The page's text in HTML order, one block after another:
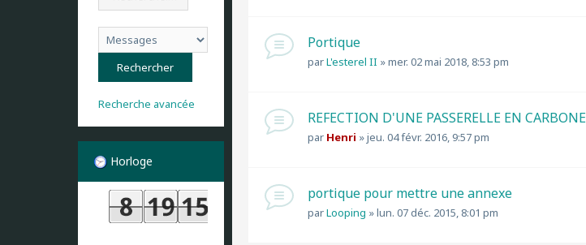
Portique
parL'esterel II »mer. 02 mai 2018, 8:53 pm
REFECTION D'UNE PASSERELLE EN CARBONE
par Henri »jeu. 04 févr. 2016, 9:57 pm
portique pour mettre une annexe
parLooping »lun. 07 déc. 2015, 8:01 pm
Recherche avancée
Horloge